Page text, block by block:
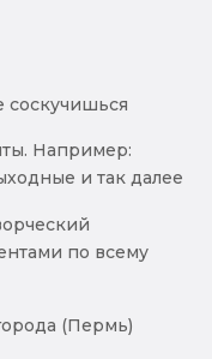
соскучишься
Например:
и так далее
по всему
(Пермь)